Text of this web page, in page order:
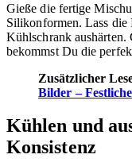
Gieße die fertige
Silikonformen. Lass die
Kühlschrank aushärten.
bekommst Du die
Zusätzlicher
Bilder –
Kühlen und
Konsistenz